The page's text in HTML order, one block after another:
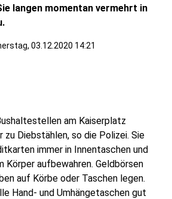
langen momentan vermehrt in
03.12.2020 14:21
am Kaiserplatz
zu Diebstählen, so die Polizei. Sie
immer in Innentaschen und
Körper aufbewahren. Geldbörsen
auf Körbe oder Taschen legen.
Hand- und Umhängetaschen gut